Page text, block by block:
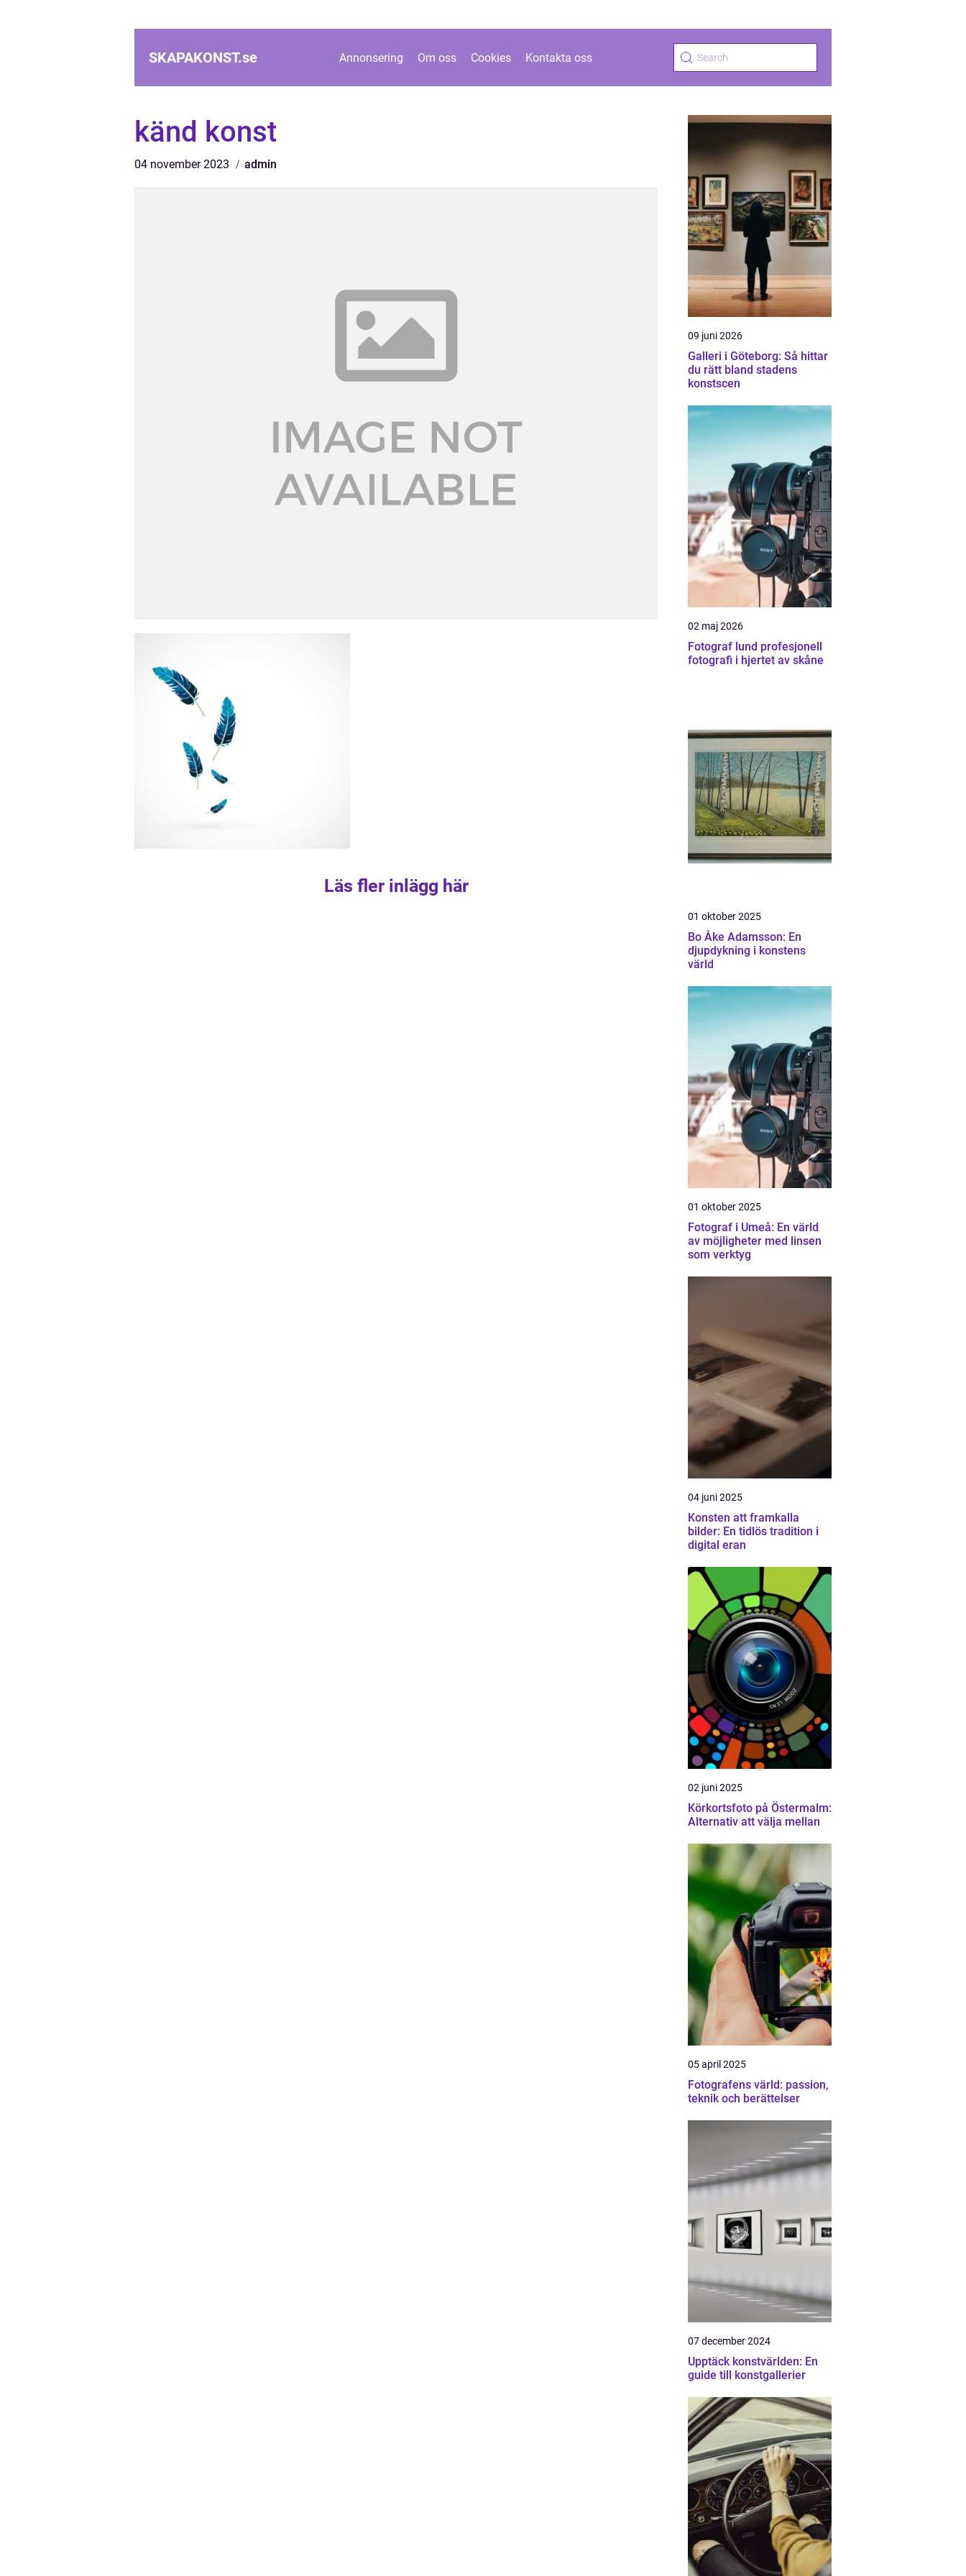
SKAPAKONST.se Annonsering Om oss Cookies Kontakta oss
känd konst
04 november 2023 admin
Läs fler inlägg här
09 juni 2026
Galleri i Göteborg: Så hittar
du rätt bland stadens
konstscen
02 maj 2026
Fotograf lund profesjonell
fotografi i hjertet av skåne
01 oktober 2025
Bo Åke Adamsson: En
djupdykning i konstens
värld
01 oktober 2025
Fotograf i Umeå: En värld
av möjligheter med linsen
som verktyg
04 juni 2025
Konsten att framkalla
bilder: En tidlös tradition i
digital eran
02 juni 2025
Körkortsfoto på Östermalm:
Alternativ att välja mellan
05 april 2025
Fotografens värld: passion,
teknik och berättelser
07 december 2024
Upptäck konstvärlden: En
guide till konstgallerier